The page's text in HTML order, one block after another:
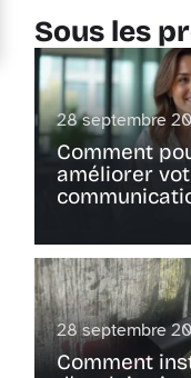
Sous les
28 septembre
Comment
améliorer
28 septembre
Comment